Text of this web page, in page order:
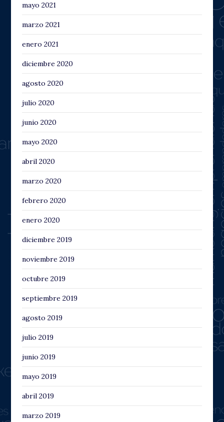
mayo 2021
marzo 2021
enero 2021
diciembre 2020
agosto 2020
julio 2020
junio 2020
mayo 2020
abril 2020
marzo 2020
febrero 2020
enero 2020
diciembre 2019
noviembre 2019
octubre 2019
septiembre 2019
agosto 2019
julio 2019
junio 2019
mayo 2019
abril 2019
marzo 2019